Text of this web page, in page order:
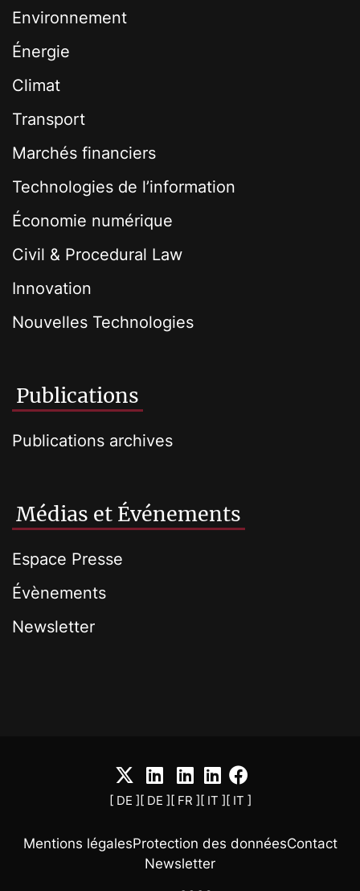
Environnement
Énergie
Climat
Transport
Marchés financiers
Technologies de l’information
Économie numérique
Civil & Procedural Law
Innovation
Nouvelles Technologies
Publications
Publications archives
Médias et Événements
Espace Presse
Évènements
Newsletter
[ DE ][ DE ][ FR ][ IT ][ IT ]
Mentions légalesProtection des donnéesContact
Newsletter